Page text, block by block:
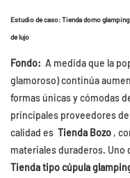
Estudio de caso: Tienda domo
de lujo
Fondo: A medida que la
glamoroso) continúa
formas únicas y cómodas
principales proveedores
calidad es Tienda Bozo ,
materiales duraderos. Uno
Tienda tipo cúpula